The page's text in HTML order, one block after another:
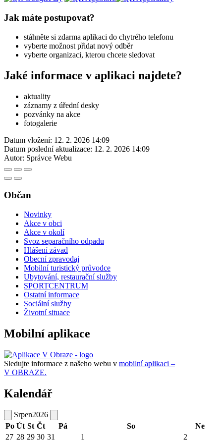
Jak máte postupovat?
stáhněte si zdarma aplikaci do chytrého telefonu
vyberte možnost přidat nový odběr
vyberte organizaci, kterou chcete sledovat
Jaké informace v aplikaci najdete?
aktuality
záznamy z úřední desky
pozvánky na akce
fotogalerie
Datum vložení: 12. 2. 2026 14:09
Datum poslední aktualizace: 12. 2. 2026 14:09
Autor: Správce Webu
Občan
Novinky
Akce v obci
Akce v okolí
Svoz separačního odpadu
Hlášení závad
Obecní zpravodaj
Mobilní turistický průvodce
Ubytování, restaurační služby
SPORTCENTRUM
Ostatní informace
Sociální služby
Životní situace
Mobilní aplikace
Sledujte informace z našeho webu v mobilní aplikaci –
V OBRAZE.
Kalendář
Srpen2026
Po Út St Čt Pá So
Ne
27 28 29 30 31 1 2